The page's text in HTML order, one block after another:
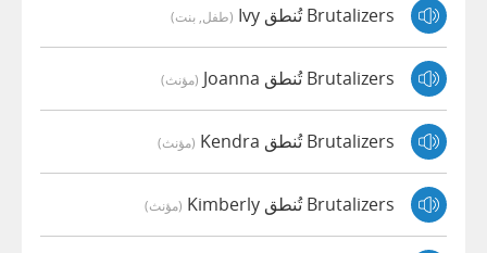
Brutalizers تُنطق Ivy (طفل, بنت)
Brutalizers تُنطق Joanna (مؤنث)
Brutalizers تُنطق Kendra (مؤنث)
Brutalizers تُنطق Kimberly (مؤنث)